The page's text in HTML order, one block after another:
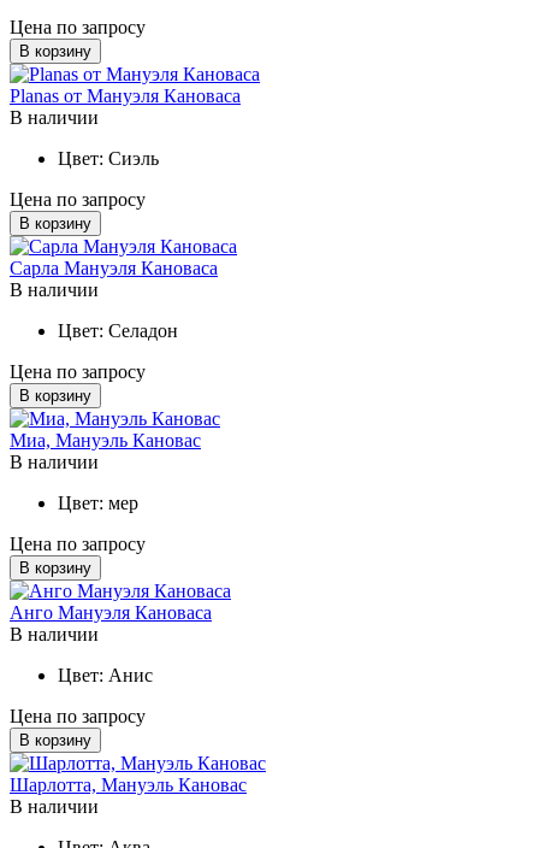
Цена по запросу
В корзину
Planas от Мануэля Кановаса
В наличии
Цвет: Сиэль
Цена по запросу
В корзину
Сарла Мануэля Кановаса
В наличии
Цвет: Селадон
Цена по запросу
В корзину
Миа, Мануэль Кановас
В наличии
Цвет: мер
Цена по запросу
В корзину
Анго Мануэля Кановаса
В наличии
Цвет: Анис
Цена по запросу
В корзину
Шарлотта, Мануэль Кановас
В наличии